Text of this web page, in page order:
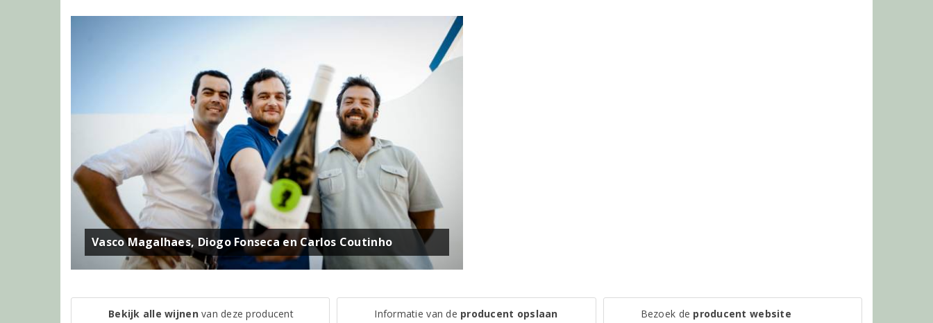
Vasco Magalhaes, Diogo Fonseca en Carlos Coutinho
Bekijk alle wijnenvan deze producent Informatie van de producent opslaan Bezoek de producent website